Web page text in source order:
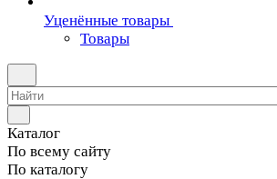
Уценённые товары
Товары
Каталог
По всему сайту
По каталогу